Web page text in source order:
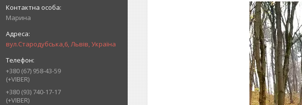
Марина
вул.Стародубська,6, Львів, Україна
+380 (67) 958-43-59
(+VIBER)
+380 (93) 740-17-17
(+VIBER)